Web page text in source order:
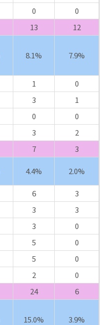
0
0
13
12
8.1% 7.9%
1
0
3
1
0
0
3
2
7
3
4.4% 2.0%
6
3
3
3
3
0
5
0
5
0
2
0
24
6
15.0% 3.9%